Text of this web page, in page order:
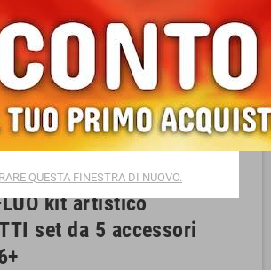
kit artistico
set da 5 accessori
QUESTA FINESTRA DI NUOVO.